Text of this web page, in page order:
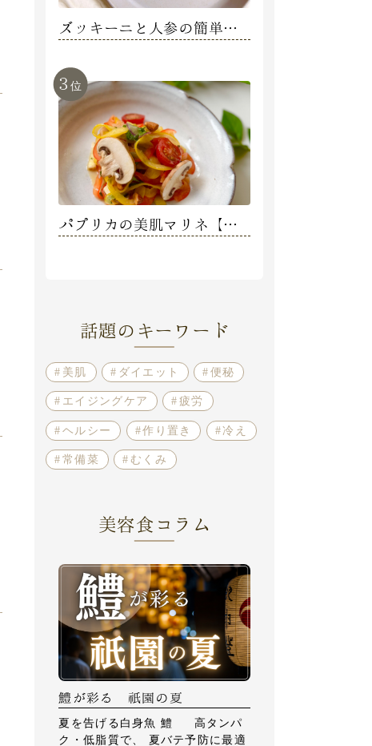
ズッキーニと人参の簡単美
3 位
パプリカの美肌マリネ【阿
話題のキーワード
美肌 ダイエット 便秘
エイジングケア 疲労
ヘルシー 作り置き 冷え
常備菜 むくみ
美容食コラム
鱧が彩る 祇園の夏
夏を告げる白身魚 鱧 高タンパ
ク・低脂質で、 夏バテ予防に最適